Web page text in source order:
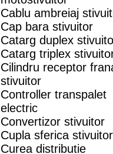
Cablu ambreiaj
Cap bara stivuitor
Catarg duplex
Catarg triplex
Cilindru receptor
stivuitor
Controller transpalet
electric
Convertizor stivuitor
Cupla sferica stivuitor
Curea distributie